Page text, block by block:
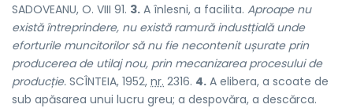
SADOVEANU, O. VIII 91. 3. A înlesni, a facilita. Aproape nu
există întreprindere, nu există ramură industțială unde
eforturile muncitorilor să nu fie necontenit ușurate prin
producerea de utilaj nou, prin mecanizarea procesului de
producție. SCÎNTEIA, 1952, nr. 2316. 4. A elibera, a scoate de
sub apăsarea unui lucru greu; a despovăra, a descărca.